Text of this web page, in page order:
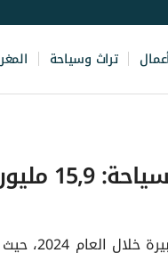
تراث وسياحة
في 2024